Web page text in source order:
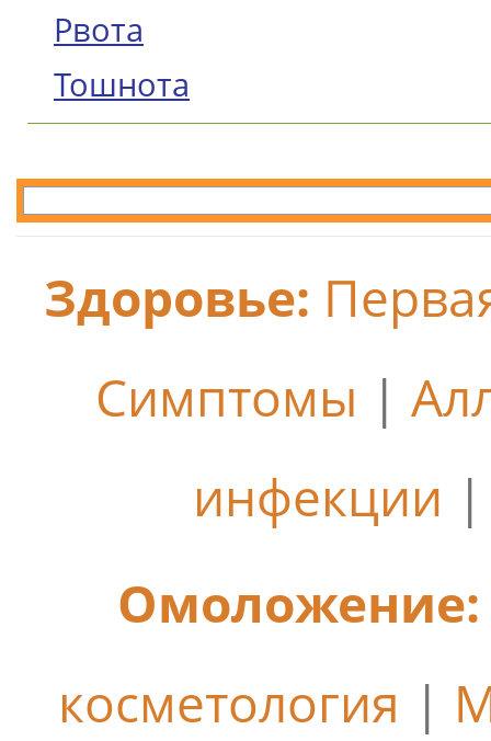
Рвота
Тошнота
Здоровье:
Симптомы |
инфекции
Омоложение:
косметология |